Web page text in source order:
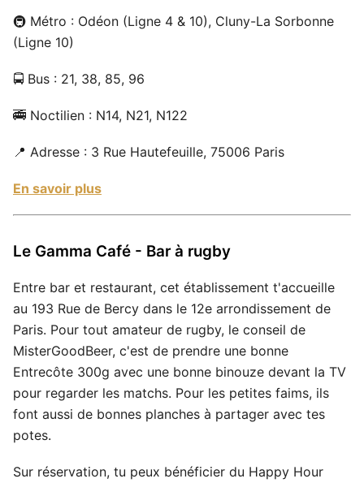
🚇 Métro : Odéon (Ligne 4 & 10), Cluny-La Sorbonne
(Ligne 10)
🚍 Bus : 21, 38, 85, 96
🚎 Noctilien : N14, N21, N122
📍 Adresse : 3 Rue Hautefeuille, 75006 Paris
En savoir plus
Le Gamma Café - Bar à rugby
Entre bar et restaurant, cet établissement t'accueille
au 193 Rue de Bercy dans le 12e arrondissement de
Paris. Pour tout amateur de rugby, le conseil de
MisterGoodBeer, c'est de prendre une bonne
Entrecôte 300g avec une bonne binouze devant la TV
pour regarder les matchs. Pour les petites faims, ils
font aussi de bonnes planches à partager avec tes
potes.
Sur réservation, tu peux bénéficier du Happy Hour